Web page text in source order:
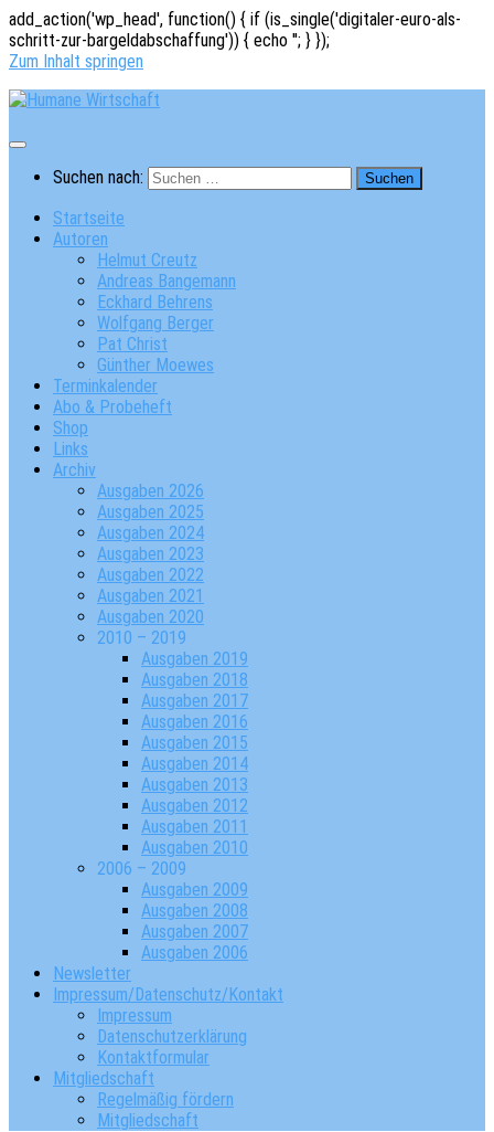
add_action('wp_head', function() { if (is_single('digitaler-euro-als-
schritt-zur-bargeldabschaffung')) { echo ''; } });
Zum Inhalt springen
Suchen nach:
Startseite
Autoren
Helmut Creutz
Andreas Bangemann
Eckhard Behrens
Wolfgang Berger
Pat Christ
Günther Moewes
Terminkalender
Abo & Probeheft
Shop
Links
Archiv
Ausgaben 2026
Ausgaben 2025
Ausgaben 2024
Ausgaben 2023
Ausgaben 2022
Ausgaben 2021
Ausgaben 2020
2010 – 2019
Ausgaben 2019
Ausgaben 2018
Ausgaben 2017
Ausgaben 2016
Ausgaben 2015
Ausgaben 2014
Ausgaben 2013
Ausgaben 2012
Ausgaben 2011
Ausgaben 2010
2006 – 2009
Ausgaben 2009
Ausgaben 2008
Ausgaben 2007
Ausgaben 2006
Newsletter
Impressum/Datenschutz/Kontakt
Impressum
Datenschutzerklärung
Kontaktformular
Mitgliedschaft
Regelmäßig fördern
Mitgliedschaft